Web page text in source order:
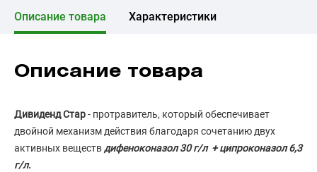
Описание товара Характеристики
Описание товара
Дивиденд Стар- протравитель, который обеспечивает
двойной механизм действия благодаря сочетанию двух
активных веществдифеноконазол 30 г/л + ципроконазол 6,3
г/л.